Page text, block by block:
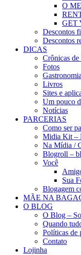
O
GET
Descontos
Descontos
DICAS
Crônicas
Fotos
Gastronomia
Livros
Sites e
Um pouco
Notícias
PARCERIAS
Como ser
Midia Kit –
Na Mídia /
Blogroll –
Você
Sua
Blogagem
MÃE NA
O BLOG
O Blog –
Quando
Políticas de
Contato
Lojinha